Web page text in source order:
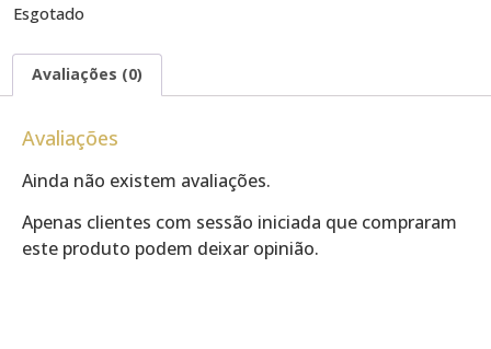
Esgotado
Avaliações (0)
Avaliações
Ainda não existem avaliações.
Apenas clientes com sessão iniciada que compraram
este produto podem deixar opinião.